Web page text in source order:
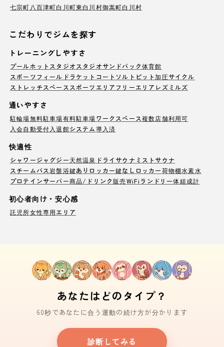
七宗町 八百津町白川町東白川村御嵩町白川村
こだわりでジムを探す
トレーニングしやすさ
プールホットスタジオ スタジオサンドバック体育館
スポーツフィールド ラケットコート ソルトピット加圧サイクル
ストレッチスペース スポーツエリア フリーエリア レズミルズ
通いやすさ
駐輪場無料駐車場有料駐車場ワークスペース複数店舗利用可
入会自動受付 入退館システム導入済
快適性
シャワージャグジー天然温泉 ドライサウナ ミストサウナ
スチームバス岩盤浴鍵ありロッカー鍵なしロッカー荷物棚水素水
プロテインサーバー商品/ドリンク販売WiFi ランドリー体組成計
初心者向け・安心感
託児所女性専用エリア
あなたはどのタイプ？
60秒であなたに合う運動の続け方が分かります
診断してみる